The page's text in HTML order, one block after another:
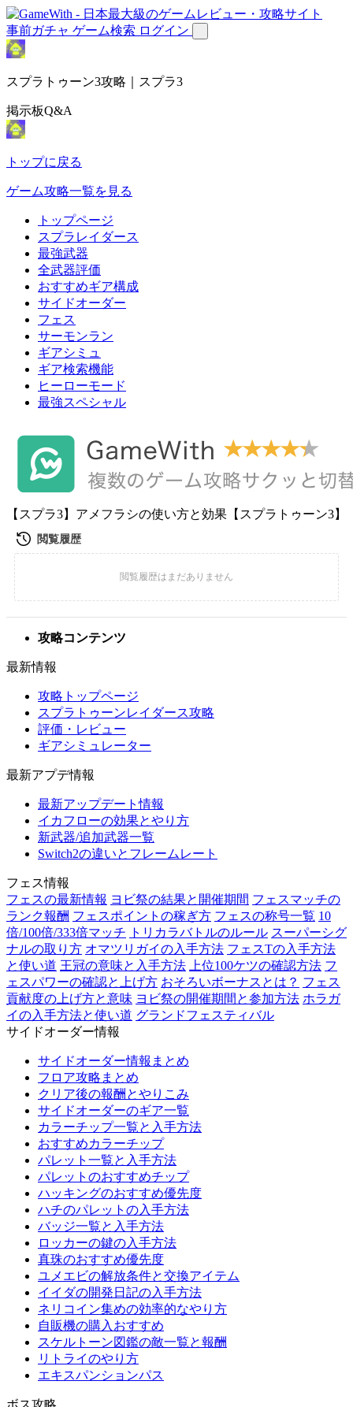
事前ガチャ ゲーム検索 ログイン
スプラトゥーン3攻略｜スプラ3
掲示板Q&A
トップに戻る
ゲーム攻略一覧を見る
トップページ
スプラレイダース
最強武器
全武器評価
おすすめギア構成
サイドオーダー
フェス
サーモンラン
ギアシミュ
ギア検索機能
ヒーローモード
最強スペシャル
【スプラ3】アメフラシの使い方と効果【スプラトゥーン3】
攻略コンテンツ
最新情報
攻略トップページ
スプラトゥーンレイダース攻略
評価・レビュー
ギアシミュレーター
最新アプデ情報
最新アップデート情報
イカフローの効果とやり方
新武器/追加武器一覧
Switch2の違いとフレームレート
フェス情報
フェスの最新情報 ヨビ祭の結果と開催期間 フェスマッチの
ランク報酬 フェスポイントの稼ぎ方 フェスの称号一覧 10
倍/100倍/333倍マッチ
トリカラバトルのルール スーパーシグ
ナルの取り方 オマツリガイの入手方法 フェスTの入手方法
と使い道 王冠の意味と入手方法 上位100ケツの確認方法 フ
ェスパワーの確認と上げ方 おそろいボーナスとは？ フェス
貢献度の上げ方と意味 ヨビ祭の開催期間と参加方法 ホラガ
イの入手方法と使い道 グランドフェスティバル
サイドオーダー情報
サイドオーダー情報まとめ
フロア攻略まとめ
クリア後の報酬とやりこみ
サイドオーダーのギア一覧
カラーチップ一覧と入手方法
おすすめカラーチップ
パレット一覧と入手方法
パレットのおすすめチップ
ハッキングのおすすめ優先度
ハチのパレットの入手方法
バッジ一覧と入手方法
ロッカーの鍵の入手方法
真珠のおすすめ優先度
ユメエビの解放条件と交換アイテム
イイダの開発日記の入手方法
ネリコイン集めの効率的なやり方
自販機の購入おすすめ
スケルトーン図鑑の敵一覧と報酬
リトライのやり方
エキスパンションパス
ボス攻略